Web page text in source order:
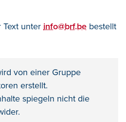
Text unter info@brf.be bestellt
von einer Gruppe
erstellt.
spiegeln nicht die